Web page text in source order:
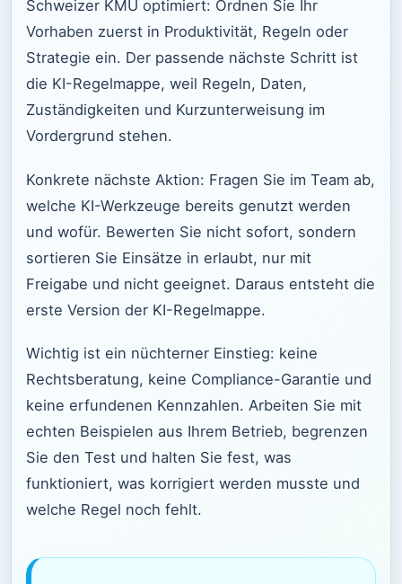
Schweizer KMU optimiert: Ordnen Sie Ihr
Vorhaben zuerst in Produktivität, Regeln oder
Strategie ein. Der passende nächste Schritt ist
die KI-Regelmappe, weil Regeln, Daten,
Zuständigkeiten und Kurzunterweisung im
Vordergrund stehen.
Konkrete nächste Aktion: Fragen Sie im Team ab,
welche KI-Werkzeuge bereits genutzt werden
und wofür. Bewerten Sie nicht sofort, sondern
sortieren Sie Einsätze in erlaubt, nur mit
Freigabe und nicht geeignet. Daraus entsteht die
erste Version der KI-Regelmappe.
Wichtig ist ein nüchterner Einstieg: keine
Rechtsberatung, keine Compliance-Garantie und
keine erfundenen Kennzahlen. Arbeiten Sie mit
echten Beispielen aus Ihrem Betrieb, begrenzen
Sie den Test und halten Sie fest, was
funktioniert, was korrigiert werden musste und
welche Regel noch fehlt.